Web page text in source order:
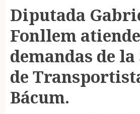
Diputada
Fonllem atiende
demandas de la
de
Bácum.